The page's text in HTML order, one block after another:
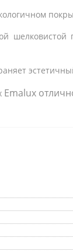
Emalux